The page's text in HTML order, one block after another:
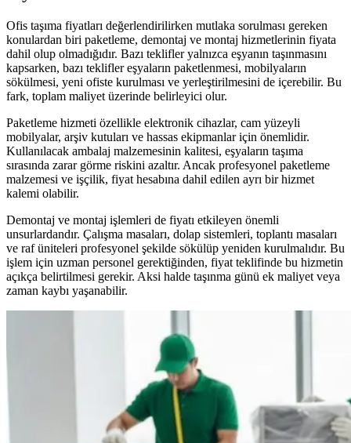
Ofis taşıma fiyatları değerlendirilirken mutlaka sorulması gereken
konulardan biri paketleme, demontaj ve montaj hizmetlerinin fiyata
dahil olup olmadığıdır. Bazı teklifler yalnızca eşyanın taşınmasını
kapsarken, bazı teklifler eşyaların paketlenmesi, mobilyaların
sökülmesi, yeni ofiste kurulması ve yerleştirilmesini de içerebilir. Bu
fark, toplam maliyet üzerinde belirleyici olur.
Paketleme hizmeti özellikle elektronik cihazlar, cam yüzeyli
mobilyalar, arşiv kutuları ve hassas ekipmanlar için önemlidir.
Kullanılacak ambalaj malzemesinin kalitesi, eşyaların taşıma
sırasında zarar görme riskini azaltır. Ancak profesyonel paketleme
malzemesi ve işçilik, fiyat hesabına dahil edilen ayrı bir hizmet
kalemi olabilir.
Demontaj ve montaj işlemleri de fiyatı etkileyen önemli
unsurlardandır. Çalışma masaları, dolap sistemleri, toplantı masaları
ve raf üniteleri profesyonel şekilde sökülüp yeniden kurulmalıdır. Bu
işlem için uzman personel gerektiğinden, fiyat teklifinde bu hizmetin
açıkça belirtilmesi gerekir. Aksi halde taşınma günü ek maliyet veya
zaman kaybı yaşanabilir.